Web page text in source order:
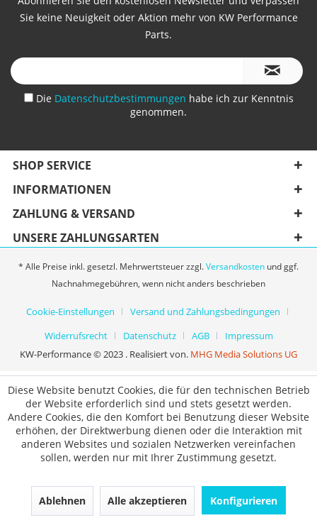
Sie keine Neuigkeit oder Aktion mehr von KW Performance
Parts.
Die Datenschutzbestimmungen habe ich zur Kenntnis
genommen.
SHOP SERVICE
INFORMATIONEN
ZAHLUNG & VERSAND
UNSERE ZAHLUNGSARTEN
* Alle Preise inkl. gesetzl. Mehrwertsteuer zzgl.Versandkosten und ggf.
Nachnahmegebühren, wenn nicht anders beschrieben
Cookie-Einstellungen
Versand und Zahlungsbedingungen
Widerrufsrecht
Datenschutz AGB
Impressum
KW-Performance © 2023 . Realisiert von. MHG Media Solutions UG
Diese Website benutzt Cookies, die für den technischen Betrieb
der Website erforderlich sind und stets gesetzt werden.
Andere Cookies, die den Komfort bei Benutzung dieser Website
erhöhen, der Direktwerbung dienen oder die Interaktion mit
anderen Websites und sozialen Netzwerken vereinfachen
sollen, werden nur mit Ihrer Zustimmung gesetzt.
Ablehnen Alle akzeptieren Konfigurieren